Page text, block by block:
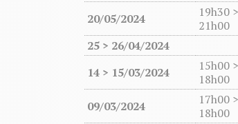
20/05/2024
19h30 >
21h00
25 > 26/04/2024
14 > 15/03/2024
15h00 >
18h00
09/03/2024
17h00 >
18h00